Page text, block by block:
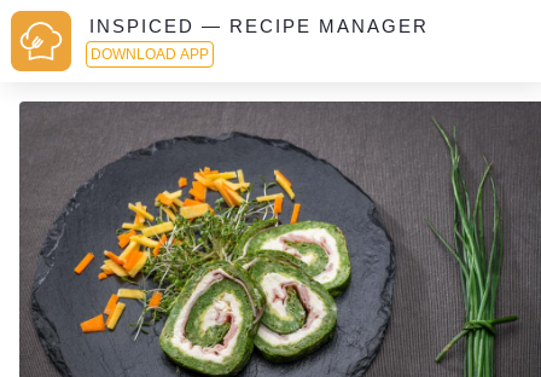
INSPICED — RECIPE MANAGER
DOWNLOAD APP